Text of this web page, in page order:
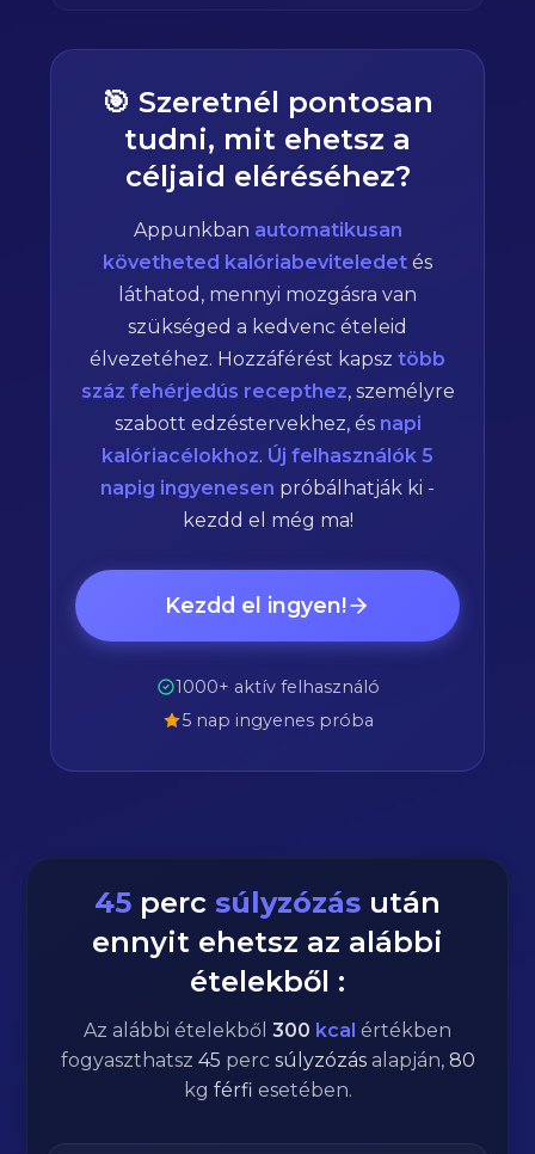
🎯 Szeretnél pontosan
tudni, mit ehetsz a
céljaid eléréséhez?
Appunkban automatikusan
követheted kalóriabeviteledet és
láthatod, mennyi mozgásra van
szükséged a kedvenc ételeid
élvezetéhez. Hozzáférést kapsz több
száz fehérjedús recepthez, személyre
szabott edzéstervekhez, és napi
kalóriacélokhoz. Új felhasználók 5
napig ingyenesen próbálhatják ki -
kezdd el még ma!
Kezdd el ingyen!
1000+ aktív felhasználó
5 nap ingyenes próba
45 perc súlyzózás után
ennyit ehetsz az alábbi
ételekből :
Az alábbi ételekből 300 kcal értékben
fogyaszthatsz 45 perc súlyzózásalapján, 80
kg férfi esetében.